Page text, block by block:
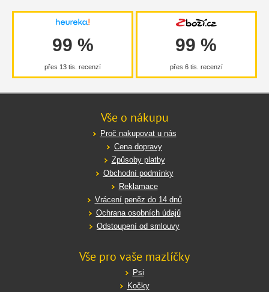
99 %
přes 13 tis. recenzí
99 %
přes 6 tis. recenzí
Vše o nákupu
Proč nakupovat u nás
Cena dopravy
Způsoby platby
Obchodní podmínky
Reklamace
Vrácení peněz do 14 dnů
Ochrana osobních údajů
Odstoupení od smlouvy
Vše pro vaše mazlíčky
Psi
Kočky